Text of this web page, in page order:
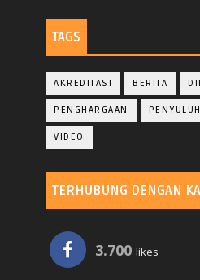
TAGS
AKREDITASI BERITA
PENGHARGAAN
VIDEO
TERHUBUNG DENGAN
3.700 likes